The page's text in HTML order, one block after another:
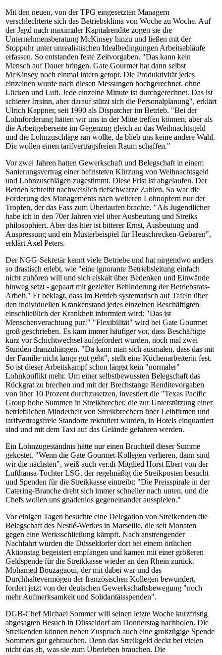
Mit den neuen, von der TPG eingesetzten Managern
verschlechterte sich das Betriebsklima von Woche zu Woche. Auf
der Jagd nach maximaler Kapitalrendite zogen sie die
Unternehmensberatung McKinsey hinzu und ließen mit der
Stoppuhr unter unrealistischen Idealbedingungen Arbeitsabläufe
erfassen. So entstanden feste Zeitvorgaben. "Das kann kein
Mensch auf Dauer bringen. Gate Gourmet hat dann selbst
McKinsey noch einmal intern getopt. Die Produktivität jedes
einzelnen wurde nach diesen Messungen hochgerechnet, ohne
Lücken und Luft. Jede einzelne Minute ist durchgerechnet. Das ist
schierer Irrsinn, aber darauf stützt sich die Personalplanung", erklärt
Ulrich Kappner, seit 1990 als Dispatcher im Betrieb. "Bei der
Lohnforderung hätten wir uns in der Mitte treffen können, aber als
die Arbeitgeberseite im Gegenzug gleich an das Weihnachtsgeld
und die Lohnzuschläge ran wollte, da blieb uns keine andere Wahl.
Die wollen einen tarifvertragsfreien Raum schaffen."
Vor zwei Jahren hatten Gewerkschaft und Belegschaft in einem
Sanierungsvertrag einer befristeten Kürzung von Weihnachtsgeld
und Lohnzuschlägen zugestimmt. Diese Frist ist abgelaufen. Der
Betrieb schreibt nachweislich tiefschwarze Zahlen. So war die
Forderung des Managements nach weiteren Lohnopfern nur der
Tropfen, der das Fass zum Überlaufen brachte. "Als Jugendlicher
habe ich in den 70er Jahren viel über Ausbeutung und Streiks
philosophiert. Aber das hier ist bitterer Ernst, Ausbeutung und
Auspressung und ein Musterbeispiel für Heuschrecken-Gebaren",
erklärt Axel Peters.
Der NGG-Sekretär kennt viele Betriebe und hat nirgendwo anders
so drastisch erlebt, wie "eine ignorante Betriebsleitung einfach
nicht zuhören will und sich eiskalt über Bedenken und Einwände
hinweg setzt - gepaart mit gezielter Behinderung der Betriebsrats-
Arbeit." Er beklagt, dass im Betrieb systematisch auf Tafeln über
den individuellen Krankenstand jedes einzelnen Beschäftigten
einschließlich der Krankheit informiert wird: "Das ist
Menschenverachtung pur!" "Flexibilität" wird bei Gate Gourmet
groß geschrieben. Es kam immer häufiger vor, dass Beschäftigte
kurz vor Schichtwechsel aufgefordert wurden, noch mal zwei
Stunden dranzuhängen. "Da kann man sich ausmalen, dass das mit
der Familie nicht lange gut geht", stellt eine Küchenarbeiterin fest.
So ist dieser Arbeitskampf schon längst kein "normaler"
Lohnkonflikt mehr. Um einer selbstbewussten Belegschaft das
Rückgrat zu brechen und mit der Brechstange Renditevorgaben
von über 10 Prozent durchzusetzen, investiert die "Texas Pacific
Group hohe Summen in Streikbrecher, die zur Unterstützung einer
betrieblichen Minderheit von Streikbrechern über Leihfirmen und
tarifvertragsfreie Standorte rekrutiert wurden, in Hotels einquartiert
sind und mit dem Taxi auf das Gelände gefahren werden.
Ein Lohnzugeständnis hätte nur einen Bruchteil dieser Summe
gekostet. "Wenn die Gate Gourmet-Kollegen verlieren, dann sind
wir die nächsten", weiß auch ver.di-Mitglied Horst Ebert von der
Lufthansa-Tochter LSG, der regelmäßig die Streikposten besucht
und Spenden für die Streikkasse eintreibt: "Die Preisspirale in der
Catering-Branche dreht sich immer schneller nach unten, und die
Chefs wollen uns gnadenlos gegeneinander ausspielen."
Vor einigen Tagen besuchte eine Delegation von Streikenden die
Belegschaft des Nestlé-Werkes in Marseille, die seit Monaten
gegen eine Werksschließung kämpft. Nach anstrengender
Nachfahrt wurden die Düsseldorfer dort bei einem örtlichen
Aktionstag begeistert empfangen und kamen mit einer größeren
Geldspende für die Streikkasse wieder an den Rhein zurück.
Mohamed Bouzagaoui, der mit dabei war und das
Durchhaltevermögen der französischen Kollegen bewundert,
fordert jetzt von der deutschen Gewerkschaftsbewegung "noch
mehr Aufmerksamkeit und Solidaritätsspenden".
DGB-Chef Michael Sommer will seinen letzte Woche kurzfristig
abgesagten Besuch in Düsseldorf am Donnerstag nachholen. Die
Streikenden können neben Zuspruch auch eine großzügige Spende
Sommers gut gebrauchen. Denn das Streikgeld deckt bei vielen
nicht das ab, was sie zum Überleben brauchen. Die